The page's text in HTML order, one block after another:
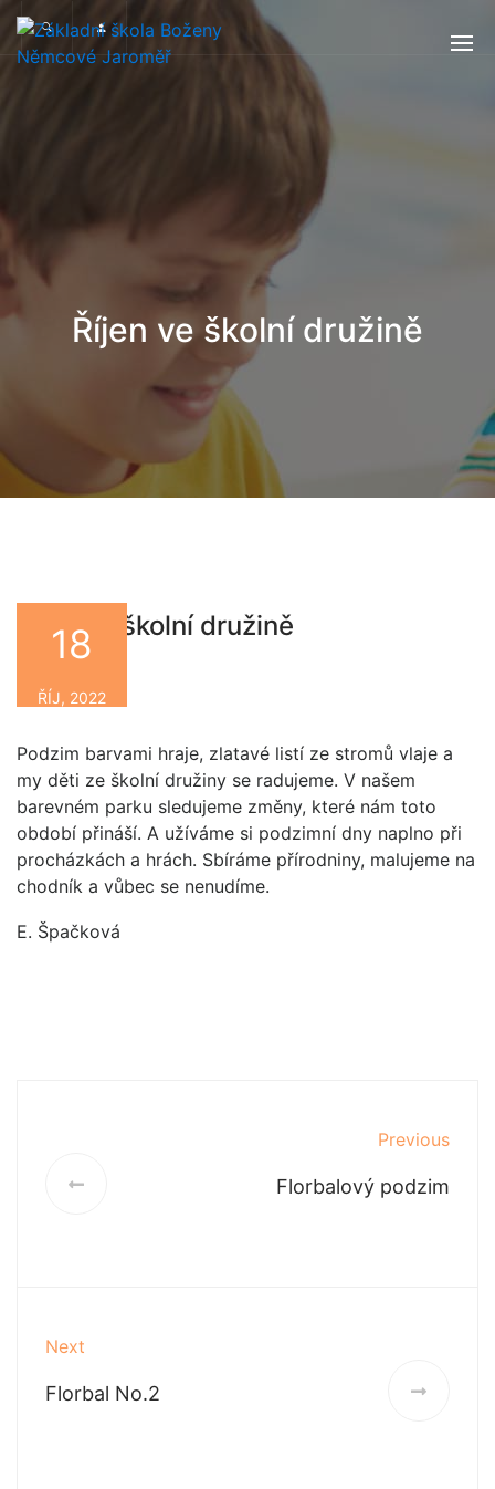
Říjen ve školní družině
Říjen ve školní družině
18
ŘÍJ, 2022
Podzim barvami hraje, zlatavé listí ze stromů vlaje a
my děti ze školní družiny se radujeme. V našem
barevném parku sledujeme změny, které nám toto
období přináší. A užíváme si podzimní dny naplno při
procházkách a hrách. Sbíráme přírodniny, malujeme na
chodník a vůbec se nenudíme.
E. Špačková
Previous
Florbalový podzim
Next
Florbal No.2